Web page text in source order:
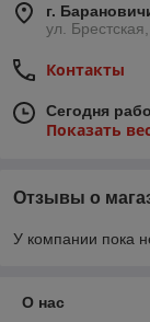
г.
ул.
Контакты
Сегодня
Показать
Отзывы о
У компании пока
О нас